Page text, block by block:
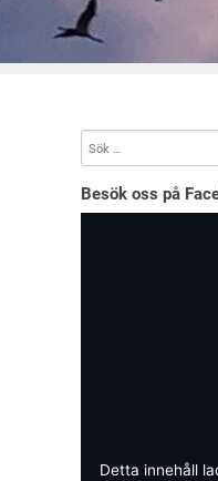
Besök oss på
Detta innehåll